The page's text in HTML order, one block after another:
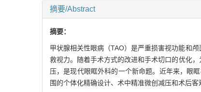
摘要/Abstract
摘要：
甲状腺相关性眼病（TAO）是严重损害视功能和
救视力。随着手术方式的改进和手术切口的优化
压，是现代眼眶外科的一个新命题。近年来，眼
围的个体化精确设计、术中精准微创减压和术后